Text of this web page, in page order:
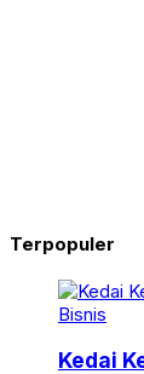
Terpopuler
Bisnis
Kedai